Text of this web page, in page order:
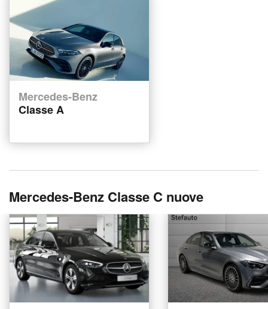
Mercedes-Benz
Classe A
Mercedes-Benz Classe C nuove